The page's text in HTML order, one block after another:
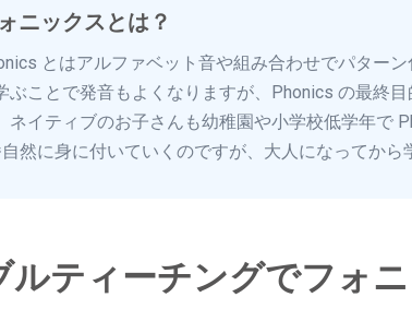
ニックスとは？
とはアルファベット音や組み合わせでパター
ぶことで発音もよくなりますが、Phonics の最終
ネイティブのお子さんも幼稚園や小学校低学年で
然に身に付いていくのですが、大人になってから
ルティーチングでフォ